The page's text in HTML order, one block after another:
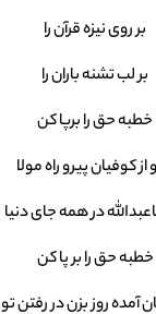
بر روی نیزه قرآن را
بر لب تشنه باران را
خطبه حق را برپا کن
از کوفیان پیرو راه مولا
در همه جای دنیا
خطبه حق را بر پا کن
آمده روز بزن در رفتن تو